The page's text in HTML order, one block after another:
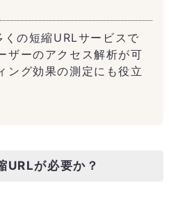
の短縮URLサービスで
ザーのアクセス解析が可
ング効果の測定にも役立
URLが必要か？